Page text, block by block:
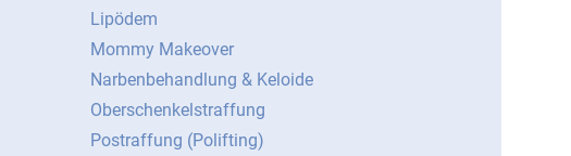
Lipödem
Mommy Makeover
Narbenbehandlung & Keloide
Oberschenkelstraffung
Postraffung (Polifting)